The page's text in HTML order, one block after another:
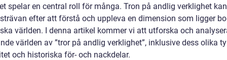
spelar en central roll för många. Tron på andlig verklighet
efter att förstå och uppleva en dimension som ligger
världen. I denna artikel kommer vi att utforska och
världen av ”tror på andlig verklighet”, inklusive dess olika
och historiska för- och nackdelar.